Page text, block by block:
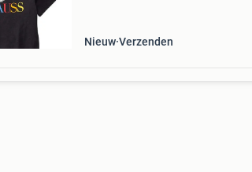
Nieuw Verzenden